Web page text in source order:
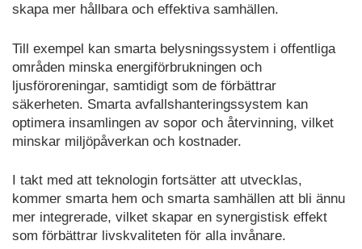
skapa mer hållbara och effektiva samhällen.
Till exempel kan smarta belysningssystem i offentliga
områden minska energiförbrukningen och
ljusföroreningar, samtidigt som de förbättrar
säkerheten. Smarta avfallshanteringssystem kan
optimera insamlingen av sopor och återvinning, vilket
minskar miljöpåverkan och kostnader.
I takt med att teknologin fortsätter att utvecklas,
kommer smarta hem och smarta samhällen att bli ännu
mer integrerade, vilket skapar en synergistisk effekt
som förbättrar livskvaliteten för alla invånare.